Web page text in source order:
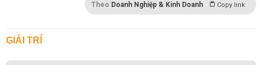
Theo Doanh Nghiệp & Kinh Doanh Copy link
GIẢI TRÍ